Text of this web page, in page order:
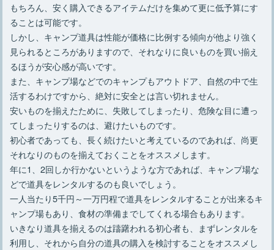
もちろん、安く購入できるアイテムだけを集めて更に低予算にす
ることは可能です。
しかし、キャンプ道具は性能が価格に比例する傾向が他より強く
見られるところがありますので、それなりに良いものを買い揃え
るほうが安心感が高いです。
また、キャンプ場などでのキャンプもアウトドア、自然の中で生
活するわけですから、絶対に安全とは言い切れません。
安いものを揃えたために、失敗してしまったり、危険な目に遭っ
てしまったりするのは、避けたいものです。
初心者であっても、長く続けたいと考えているのであれば、尚更
それなりのものを揃えておくことをオススメします。
年に1、2回しか行かないというような方であれば、キャンプ場な
どで道具をレンタルするのも良いでしょう。
一人当たり5千円～一万円程で道具をレンタルすることが出来るキ
ャンプ場もあり、食材の準備までしてくれる場合もあります。
いきなり道具を揃えるのは躊躇われる初心者も、まずレンタルを
利用し、それから自分の道具の購入を検討することをオススメし